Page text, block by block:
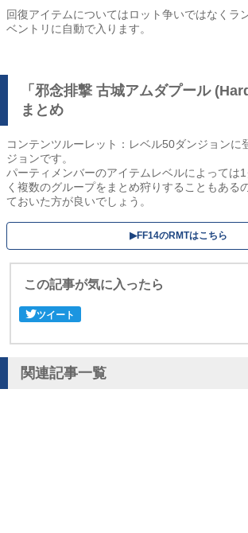
回復アイテムについてはロット争いではなくラ
ベントリに自動で入ります。
「邪念排撃 古城アムダプール
まとめ
コンテンツルーレット：レベル50ダンジョンに
ジョンです。
パーティメンバーのアイテムレベルによっては
く複数のグループをまとめ狩りすることもある
ておいた方が良いでしょう。
▶︎FF14のRMTはこちら
この記事が気に入ったら
ツイート
関連記事一覧